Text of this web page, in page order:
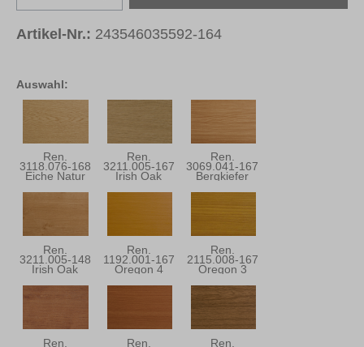
Auswahl:
Ren.
3118.076-168
Eiche Natur
Ren.
3211.005-167
Irish Oak
Ren.
3069.041-167
Bergkiefer
Ren.
3211.005-148
Irish Oak
Ren.
1192.001-167
Oregon 4
Ren.
2115.008-167
Oregon 3
Ren. Ren. Ren.
Artikel-Nr.: 243546035592-164